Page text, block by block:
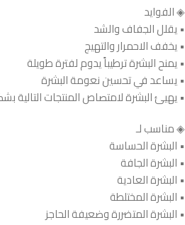
◈ الفوايد
• يقلل الجفاف والشد
• يخفف الاحمرار والتهيج
• يمنح البشرة ترطيباً يدوم لفترة طويلة
• يساعد في تحسين نعومة البشرة
• يهيئ البشرة لامتصاص المنتجات التالية
◈ مناسب لـ
• البشرة الحساسة
• البشرة الجافة
• البشرة العادية
• البشرة المختلطة
• البشرة المتضررة وضعيفة الحاجز